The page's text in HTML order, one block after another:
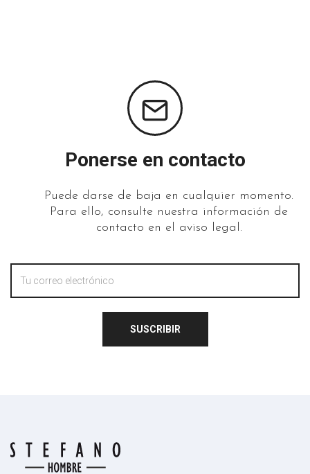
Ponerse en contacto
Puede darse de baja en cualquier momento.
Para ello, consulte nuestra información de
contacto en el aviso legal.
SUSCRIBIR